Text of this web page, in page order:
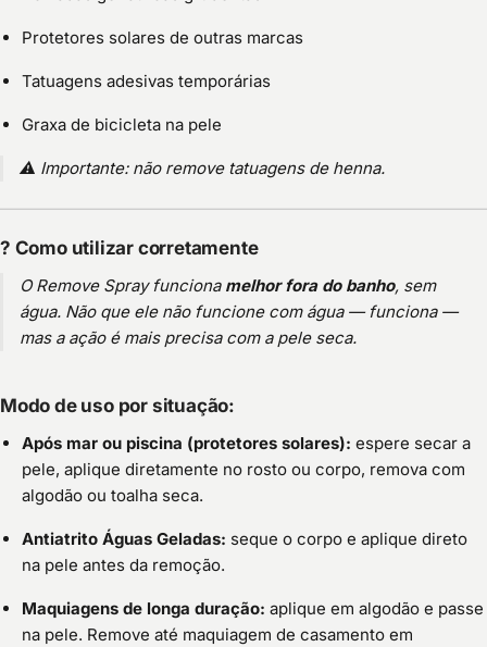
Protetores solares de outras marcas
Tatuagens adesivas temporárias
Graxa de bicicleta na pele
⚠️ Importante: não remove tatuagens de henna.
? Como utilizar corretamente
O Remove Spray funciona melhor fora do banho, sem
água. Não que ele não funcione com água — funciona —
mas a ação é mais precisa com a pele seca.
Modo de uso por situação:
Após mar ou piscina (protetores solares): espere secar a
pele, aplique diretamente no rosto ou corpo, remova com
algodão ou toalha seca.
Antiatrito Águas Geladas: seque o corpo e aplique direto
na pele antes da remoção.
Maquiagens de longa duração: aplique em algodão e passe
na pele. Remove até maquiagem de casamento em